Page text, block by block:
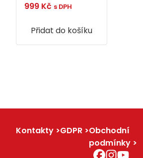
999 Kč s DPH
Přidat do košíku
Kontakty GDPR
Obchodní
podmínky